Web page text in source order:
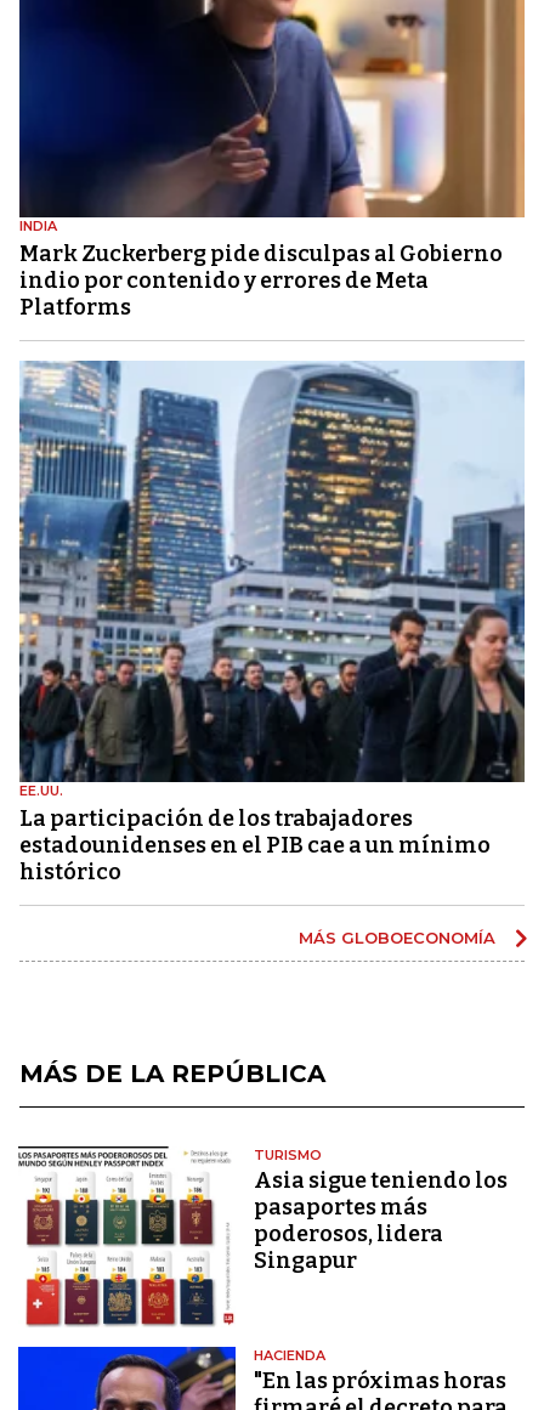
INDIA
Mark Zuckerberg pide disculpas al Gobierno
indio por contenido y errores de Meta
Platforms
EE.UU.
La participación de los trabajadores
estadounidenses en el PIB cae a un mínimo
histórico
MÁS GLOBOECONOMÍA
MÁS DE LA REPÚBLICA
TURISMO
Asia sigue teniendo los
pasaportes más
poderosos, lidera
Singapur
HACIENDA
"En las próximas horas